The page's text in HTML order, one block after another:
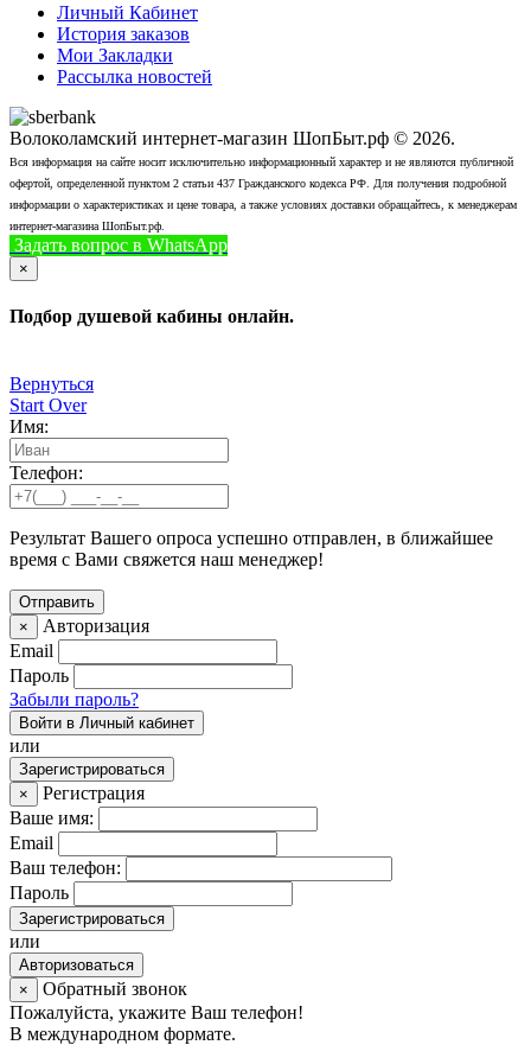
Личный Кабинет
История заказов
Мои Закладки
Рассылка новостей
Волоколамский интернет-магазин ШопБыт.рф © 2026.
Вся информация на сайте носит исключительно информационный характер и не являются публичной
офертой, определенной пунктом 2 статьи 437 Гражданского кодекса РФ. Для получения подробной
информации о характеристиках и цене товара, а также условиях доставки обращайтесь, к менеджерам
интернет-магазина ШопБыт.рф.
Задать вопрос в WhatsApp
×
Подбор душевой кабины онлайн.
Вернуться
Start Over
Имя:
Телефон:
Результат Вашего опроса успешно отправлен, в ближайшее
время с Вами свяжется наш менеджер!
×
Авторизация
Email
Пароль
Забыли пароль?
Войти в Личный кабинет
или
Зарегистрироваться
×
Регистрация
Ваше имя:
Email
Ваш телефон:
Пароль
Зарегистрироваться
или
Авторизоваться
×
Обратный звонок
Пожалуйста, укажите Ваш телефон!
В международном формате.